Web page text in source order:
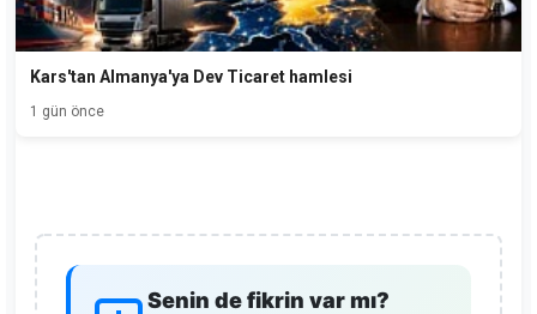
Kars'tan Almanya'ya Dev Ticaret hamlesi
1 gün önce
Senin de fikrin var mı?